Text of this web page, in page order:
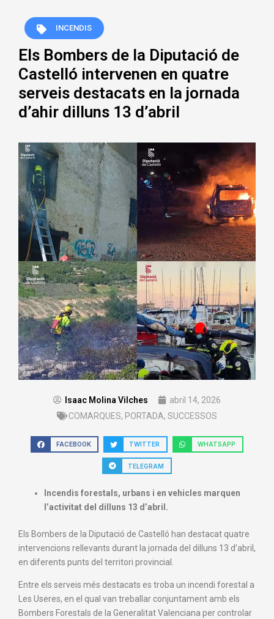
INCENDIS
Els Bombers de la Diputació de
Castelló intervenen en quatre
serveis destacats en la jornada
d’ahir dilluns 13 d’abril
Isaac Molina Vilches
abril 14, 2026
COMARQUES, PORTADA, SUCCESSOS
FACEBOOK TWITTER WHATSAPP
TELEGRAM
Incendis forestals, urbans i en vehicles marquen
l’activitat del dilluns 13 d’abril.
Els Bombers de la Diputació de Castelló han destacat quatre
intervencions rellevants durant la jornada del dilluns 13 d’abril,
en diferents punts del territori provincial.
Entre els serveis més destacats es troba un incendi forestal a
Les Useres, en el qual van treballar conjuntament amb els
Bombers Forestals de la Generalitat Valenciana per controlar